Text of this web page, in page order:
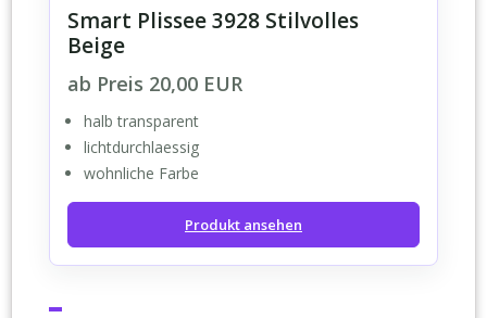
Smart Plissee 3928 Stilvolles
Beige
ab Preis 20,00 EUR
halb transparent
lichtdurchlaessig
wohnliche Farbe
Produkt ansehen